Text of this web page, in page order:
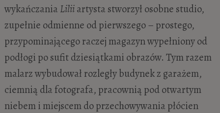
wykańczaniaLiliiartysta stworzył osobne studio,
zupełnie odmienne od pierwszego – prostego,
przypominającego raczej magazyn wypełniony od
podłogi po sufit dziesiątkami obrazów. Tym razem
malarz wybudował rozległy budynek z garażem,
ciemnią dla fotografa, pracownią pod otwartym
niebem i miejscem do przechowywania płócien